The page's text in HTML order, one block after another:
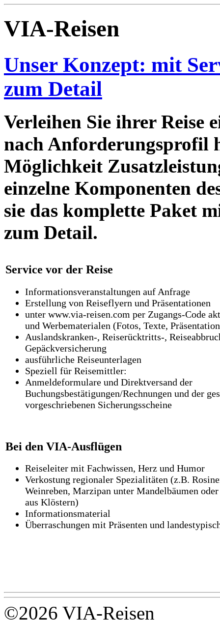
VIA-Reisen
Unser Konzept: mit
zum Detail
Verleihen Sie ihrer Reise
nach Anforderungsprofil
Möglichkeit
einzelne Komponenten
sie das komplette Paket
zum Detail.
Service vor der Reise
Informationsveranstaltungen auf Anfrage
Erstellung von Reiseflyern und Präsentationen
unter www.via-reisen.com per Zugangs-Code
und Werbematerialen (Fotos, Texte,
Auslandskranken-, Reiserücktritts-,
Gepäckversicherung
ausführliche Reiseunterlagen
Speziell für Reisemittler:
Anmeldeformulare und Direktversand der
Buchungsbestätigungen/Rechnungen und der
vorgeschriebenen Sicherungsscheine
Bei den VIA-Ausflügen
Reiseleiter mit Fachwissen, Herz und Humor
Verkostung regionaler Spezialitäten (z.B.
Weinreben, Marzipan unter Mandelbäumen
aus Klöstern)
Informationsmaterial
Überraschungen mit Präsenten und
©2026 VIA-Reisen